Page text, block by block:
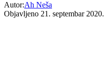
Autor:Ah Neša
Objavljeno 21. septembar 2020.